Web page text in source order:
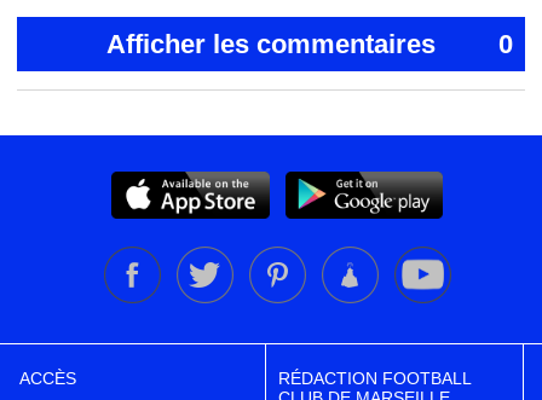
Afficher les commentaires 0
ACCÈS
RÉDACTION FOOTBALL